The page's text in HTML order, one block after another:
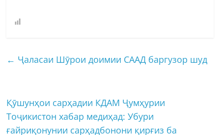
← Ҷаласаи Шӯрои доимии СААД баргузор шуд
Қӯшунҳои cарҳадии КДАМ Ҷумҳурии
Тоҷикистон хабар медиҳад: Убури
ғайриқонунии сарҳадбонони қирғиз ба